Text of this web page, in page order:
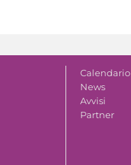
Calendario
News
Avvisi
Partner